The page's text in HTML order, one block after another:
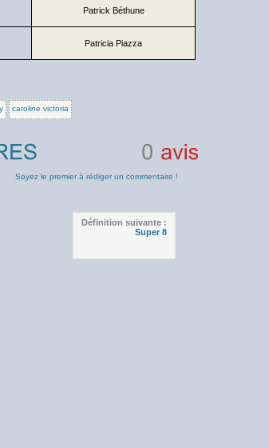
Patrick Béthune
Patricia Piazza
caroline victoria
Soyez le premier à rédiger un commentaire !
Définition suivante :
Super 8